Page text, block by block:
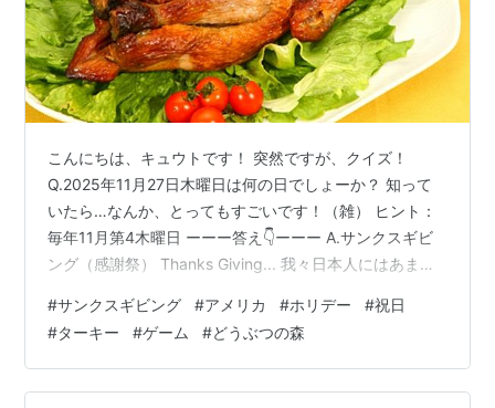
こんにちは、キュウトです！ 突然ですが、クイズ！
Q.2025年11月27日木曜日は何の日でしょーか？ 知って
いたら…なんか、とってもすごいです！（雑） ヒント：
毎年11月第4木曜日 ーーー答え👇ーーー A.サンクスギビ
ング（感謝祭） Thanks Giving... 我々日本人にはあまり
クスギビング」の由来 アメリカ人の「サンクスギビン
グ」の過ごし方 キュウトの「サンクスギビング」の過ご
し方 in 2025 この3点についてお話ししていこうと思いま
す。 …と思ったけど、やっぱりいつも通りのテンション
#サンクスギビング #アメリカ #ホリデー #祝日
#ターキー #ゲーム #どうぶつの森